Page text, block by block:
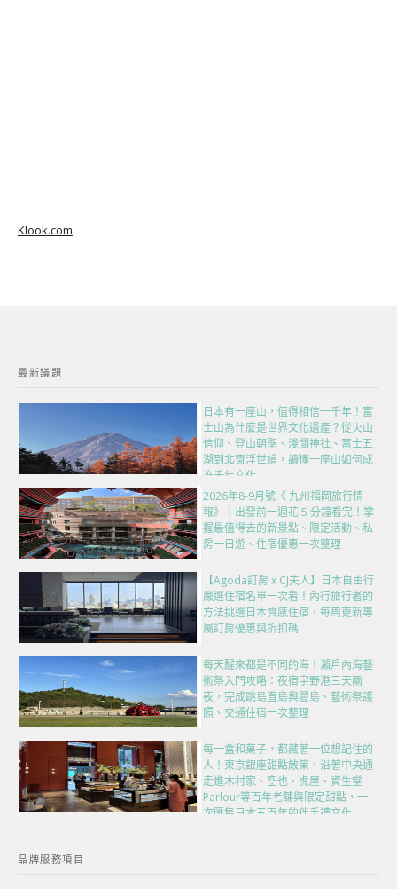
Klook.com
最新議題
日本有一座山，值得相信一千年！富
士山為什麼是世界文化遺產？從火山
信仰、登山朝聖、淺間神社、富士五
湖到北齋浮世繪，讀懂一座山如何成
為千年文化
2026年8-9月號《 九州福岡旅行情
報》｜出發前一週花 5 分鐘看完！掌
握最值得去的新景點、限定活動、私
房一日遊、住宿優惠一次整理
【Agoda訂房 x CJ夫人】日本自由行
嚴選住宿名單一次看！內行旅行者的
方法挑選日本質感住宿，每周更新專
屬訂房優惠與折扣碼
每天醒來都是不同的海！瀨戶內海藝
術祭入門攻略：夜宿宇野港三天兩
夜，完成跳島直島與豐島、藝術祭護
照、交通住宿一次整理
每一盒和菓子，都藏著一位想記住的
人！東京銀座甜點散策，沿著中央通
走進木村家、空也、虎屋、資生堂
Parlour等百年老舖與限定甜點，一
次匯集日本五百年的伴手禮文化
品牌服務項目